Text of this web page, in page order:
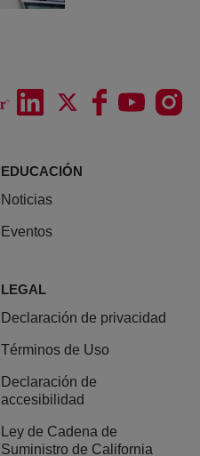
EDUCACIÓN
Noticias
Eventos
LEGAL
Declaración de privacidad
Términos de Uso
Declaración de
accesibilidad
Ley de Cadena de
Suministro de California